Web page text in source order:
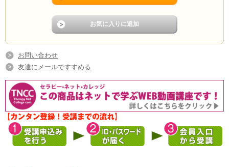
お問い合わせ
友達にメールですすめる